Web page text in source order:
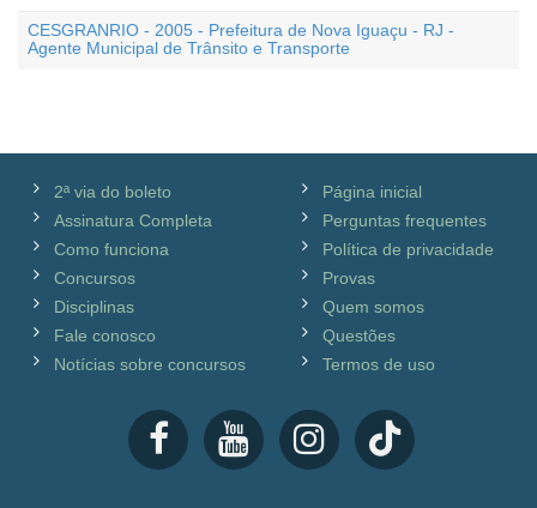
CESGRANRIO - 2005 - Prefeitura de Nova Iguaçu - RJ -
Agente Municipal de Trânsito e Transporte
2ª via do boleto
Assinatura Completa
Como funciona
Concursos
Disciplinas
Fale conosco
Notícias sobre concursos
Página inicial
Perguntas frequentes
Política de privacidade
Provas
Quem somos
Questões
Termos de uso